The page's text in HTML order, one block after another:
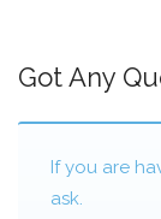
Got Any
If you are
ask.